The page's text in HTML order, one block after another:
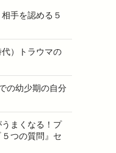
手を認める５
）トラウマの
の幼少期の自分
うまくなる！プ
つの質問』セ